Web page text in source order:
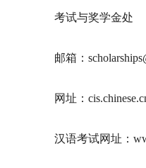
考试与奖学金处
邮箱：
网址：
汉语考试网址：